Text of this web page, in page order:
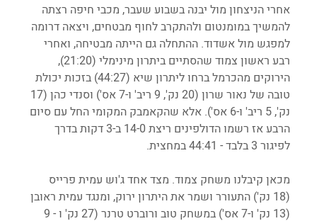
אחרי הניצחון מול יבנה בשבוע שעבר, מכבי חיפה רצתה
להמשיך במומנטום ולהתקרב לחוף מבטחים, ויצאה דרומה
למפגש מול אשדוד. ההתחלה גם הייתה מבטיחה, ואחרי
רבע ראשון צמוד שהסתיים ביתרון מינימלי (21:20),
הירוקים מהכרמל ברחו ליתרון שיא (44:27) בזכות יכולת
נק', 5 ריב' ו-6 אס'). אלא שהקאמבק המקומי החל עם סיום
הרבע אז רשמו הדולפינים ריצת 14-0 ב-3 דקות בדרך
לפיגור 3 בלבד - 44:41 במחצית.
מכאן קיבלנו משחק צמוד. מצד אחד ג'וש עמית פרייס
(18 נק') התעורר ושמר את היתרון ירוק, ומנגד עמית ראובן